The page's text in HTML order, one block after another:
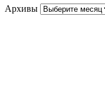
Архивы